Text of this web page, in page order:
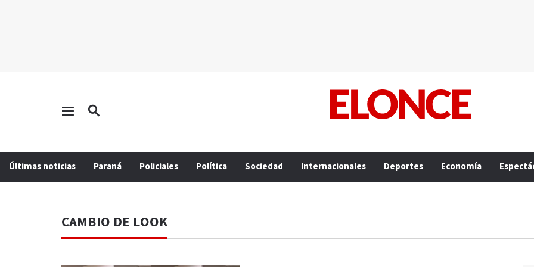
Últimas noticias Paraná Policiales Política Sociedad Internacionales Deportes Economía
CAMBIO DE LOOK